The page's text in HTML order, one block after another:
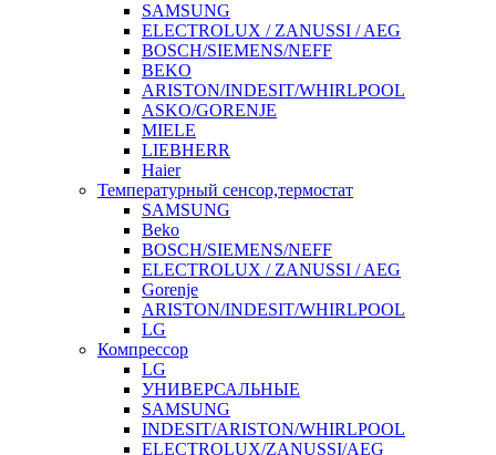
SAMSUNG
ELECTROLUX / ZANUSSI / AEG
BOSCH/SIEMENS/NEFF
BEKO
ARISTON/INDESIT/WHIRLPOOL
ASKO/GORENJE
MIELE
LIEBHERR
Haier
Температурный сенсор,термостат
SAMSUNG
Beko
BOSCH/SIEMENS/NEFF
ELECTROLUX / ZANUSSI / AEG
Gorenje
ARISTON/INDESIT/WHIRLPOOL
LG
Компрессор
LG
УНИВЕРСАЛЬНЫЕ
SAMSUNG
INDESIT/ARISTON/WHIRLPOOL
ELECTROLUX/ZANUSSI/AEG